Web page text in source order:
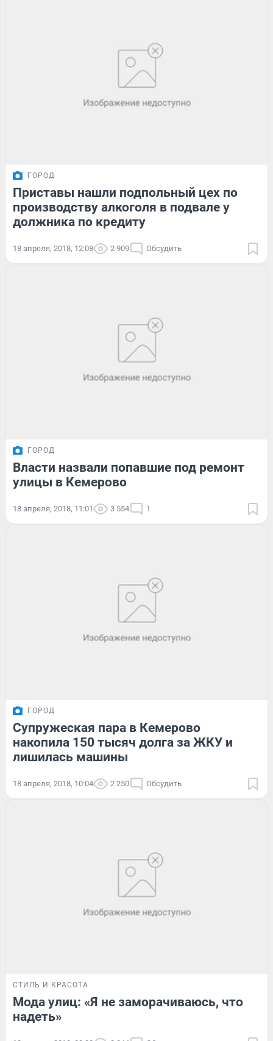
ГОРОД
Приставы нашли подпольный цех по
производству алкоголя в подвале у
должника по кредиту
18 апреля, 2018, 12:08 2 909 Обсудить
ГОРОД
Власти назвали попавшие под ремонт
улицы в Кемерово
18 апреля, 2018, 11:01 3 554 1
ГОРОД
Супружеская пара в Кемерово
накопила 150 тысяч долга за ЖКУ и
лишилась машины
18 апреля, 2018, 10:04 2 250 Обсудить
СТИЛЬ И КРАСОТА
Мода улиц: «Я не заморачиваюсь, что
надеть»